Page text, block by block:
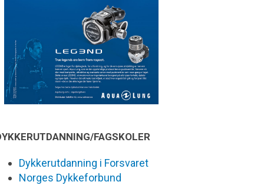
FAGSKOLER
Dykkerutdanning i Forsvaret
Norges Dykkeforbund